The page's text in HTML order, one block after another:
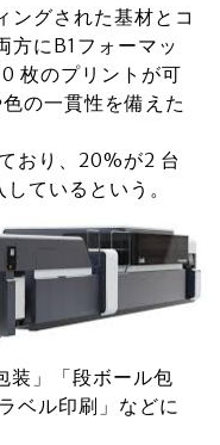
ングされた基材とコ
方にB1フォーマッ
枚のプリントが可
の一貫性を備えた
おり、20%が2 台
ているという。
装」「段ボール包
ベル印刷」などに